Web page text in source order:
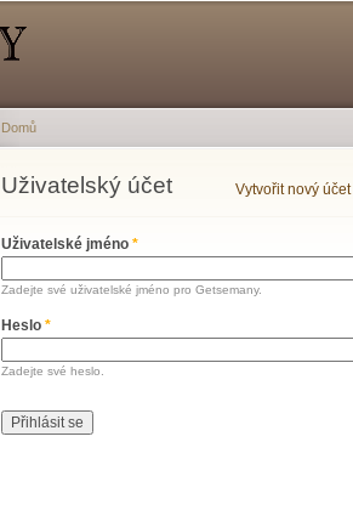
Jste zde
Domů
Uživatelský účet
Hlavní záložky Vytvořit nový účet
Uživatelské jméno *
Zadejte své uživatelské jméno pro Getsemany.
Heslo *
Zadejte své heslo.